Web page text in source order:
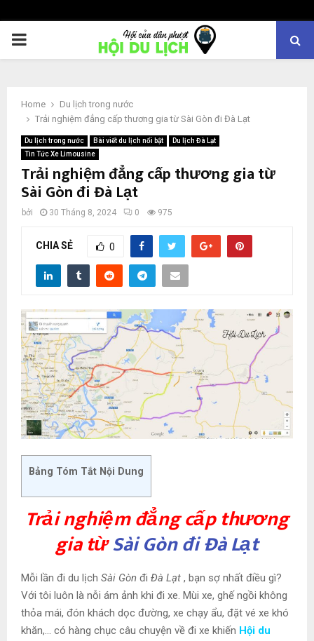
PRIMARY
Home
Du lịch trong nước
Trải nghiệm đẳng cấp thương gia từ Sài Gòn đi Đà Lạt
Du lịch trong nước Bài viết du lịch nổi bật
Du lịch Đà Lạt
Tin Tức Xe Limousine
Trải nghiệm đẳng cấp thương gia từ
Sài Gòn đi Đà Lạt
bởi 30 Tháng 8, 2024 0 975
CHIA SẺ 0
Bảng Tóm Tắt Nội Dung
Trải nghiệm đẳng cấp thương
gia từSài Gòn đi Đà Lạt
Mỗi lần đi du lịch Sài Gòn đi Đà Lạt , bạn sợ nhất điều gì?
Với tôi luôn là nỗi ám ảnh khi đi xe. Mùi xe, ghế ngồi không
thỏa mái, đón khách dọc đường, xe chạy ẩu, đặt vé xe khó
khăn,… có hàng chục câu chuyện về đi xe khiến Hội du